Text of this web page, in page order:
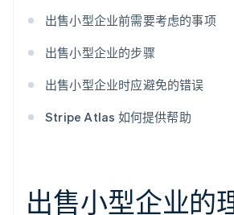
出售小型企业前需要考虑的事项
出售小型企业的步骤
出售小型企业时应避免的错误
Stripe Atlas 如何提供帮助
出售小型企业的